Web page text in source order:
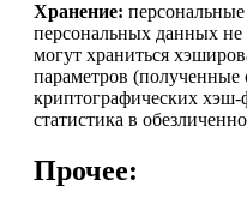
Хранение:
персональных данных не
могут храниться
параметров
криптографических
статистика в
Прочее: